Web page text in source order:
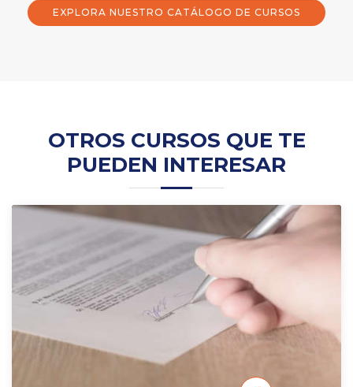
EXPLORA NUESTRO CATÁLOGO DE CURSOS
OTROS CURSOS QUE TE
PUEDEN INTERESAR